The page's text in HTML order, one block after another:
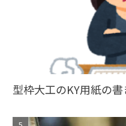
型枠大工のKY用紙の書